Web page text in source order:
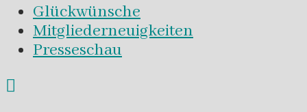
Glückwünsche
Mitgliederneuigkeiten
Presseschau